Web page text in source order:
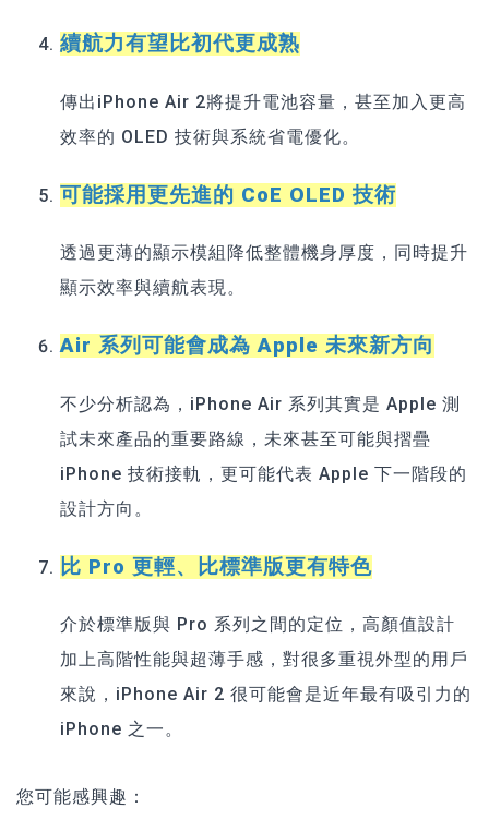
續航力有望比初代更成熟
傳出iPhone Air 2將提升電池容量，甚至加入更高
效率的 OLED 技術與系統省電優化。
可能採用更先進的 CoE OLED 技術
透過更薄的顯示模組降低整體機身厚度，同時提升
顯示效率與續航表現。
Air 系列可能會成為 Apple 未來新方向
不少分析認為，iPhone Air 系列其實是 Apple 測
試未來產品的重要路線，未來甚至可能與摺疊
iPhone 技術接軌，更可能代表 Apple 下一階段的
設計方向。
比 Pro 更輕、比標準版更有特色
介於標準版與 Pro 系列之間的定位，高顏值設計
加上高階性能與超薄手感，對很多重視外型的用戶
來說，iPhone Air 2 很可能會是近年最有吸引力的
iPhone 之一。
您可能感興趣：